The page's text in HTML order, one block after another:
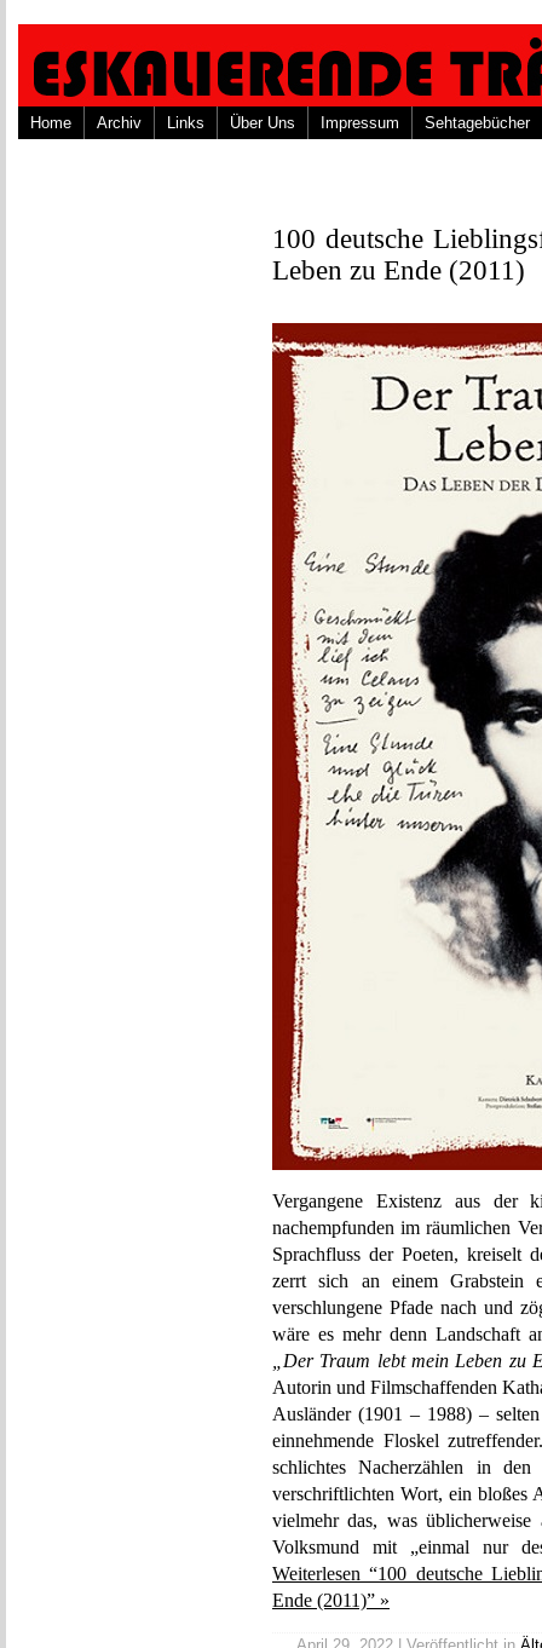
Home Archiv Links Über Uns Impressum Sehtagebücher
100 deutsche
Leben zu Ende (2011)
Vergangene Existenz aus der
nachempfunden im räumlichen
Sprachfluss der Poeten, kreiselt
zerrt sich an einem
verschlungene Pfade nach und
wäre es mehr denn Landschaft
„Der Traum lebt mein Leben zu
Autorin und Filmschaffenden
Ausländer (1901 – 1988) –
einnehmende Floskel
schlichtes Nacherzählen in
verschriftlichten Wort, ein bloßes
vielmehr das, was
Volksmund mit „einmal nur
Weiterlesen “100 deutsche
Ende (2011)” »